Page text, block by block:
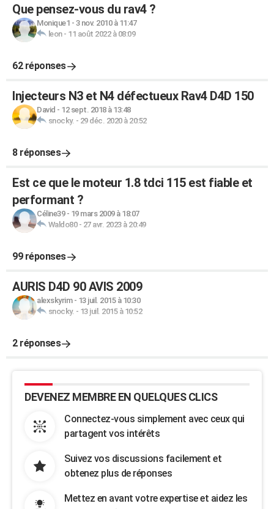
Que pensez-vous du rav4 ?
Monique1 - 3 nov. 2010 à 11:47
leon- 11 août 2022 à 08:09
62 réponses
Injecteurs N3 et N4 défectueux Rav4 D4D 150
David - 12 sept. 2018 à 13:48
snocky. - 29 déc. 2020 à 20:52
8 réponses
Est ce que le moteur 1.8 tdci 115 est fiable et
performant ?
Céline39- 19 mars 2009 à 18:07
Waldo80- 27 avr. 2023 à 20:49
99 réponses
AURIS D4D 90 AVIS 2009
alexskyrim- 13 juil. 2015 à 10:30
snocky. - 13 juil. 2015 à 10:52
2 réponses
DEVENEZ MEMBRE EN QUELQUES CLICS
Connectez-vous simplement avec ceux qui
partagent vos intérêts
Suivez vos discussions facilement et
obtenez plus de réponses
Mettez en avant votre expertise et aidez les